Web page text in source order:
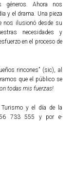
géneros. Ahora nos
y el drama. Una pieza
nos ilusionó desde su
necesidades y
en el proceso de
rincones” (sic), al
que el público se
todas mis fuerzas!
y el día de la
733 555 y por e-